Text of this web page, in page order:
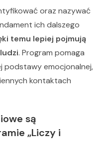
oraz nazywać
ich dalszego
temu lepiej pojmują
. Program pomaga
podstawy emocjonalnej,
kontaktach
są
„Liczy i